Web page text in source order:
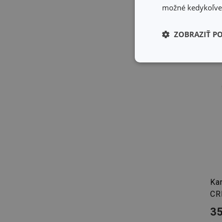
možné
ZOBRAZIŤ
Základné